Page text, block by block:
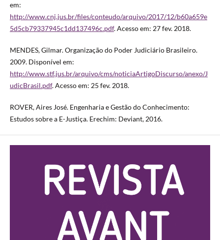
em:
http://www.cnj.jus.br/files/conteudo/arquivo/2017/12/b60a659e
5d5cb79337945c1dd137496c.pdf. Acesso em: 27 fev. 2018.
MENDES, Gilmar. Organização do Poder Judiciário Brasileiro.
2009. Disponível em:
http://www.stf.jus.br/arquivo/cms/noticiaArtigoDiscurso/anexo/J
udicBrasil.pdf. Acesso em: 25 fev. 2018.
ROVER, Aires José. Engenharia e Gestão do Conhecimento:
Estudos sobre a E-Justiça. Erechim: Deviant, 2016.